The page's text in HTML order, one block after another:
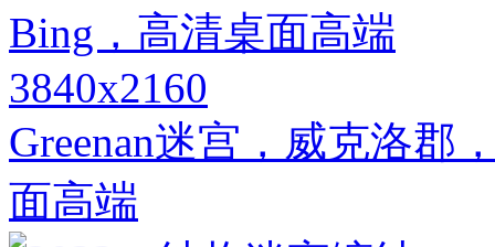
3840x2160
Greenan迷宫，威克洛郡
面高端